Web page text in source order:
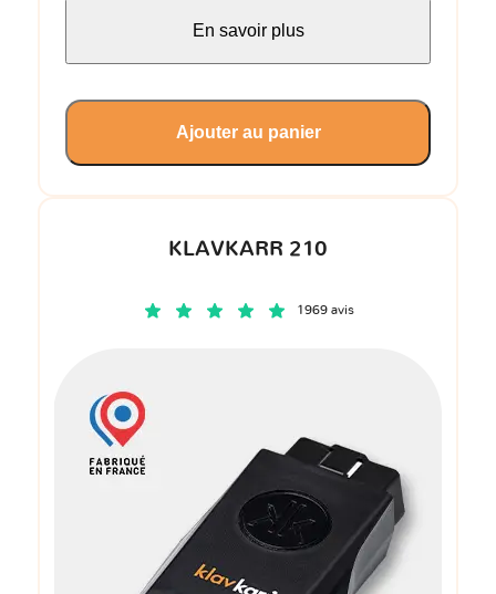
KLAVKARR 210
1969 avis
En savoir plus
Ajouter au panier